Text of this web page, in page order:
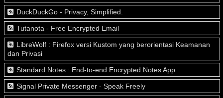
DuckDuckGo - Privacy, Simplified.
Tutanota - Free Encrypted Email
LibreWolf : Firefox versi Kustom yang berorientasi Keamanan
dan Privasi
Standard Notes : End-to-end Encrypted Notes App
Signal Private Messenger - Speak Freely